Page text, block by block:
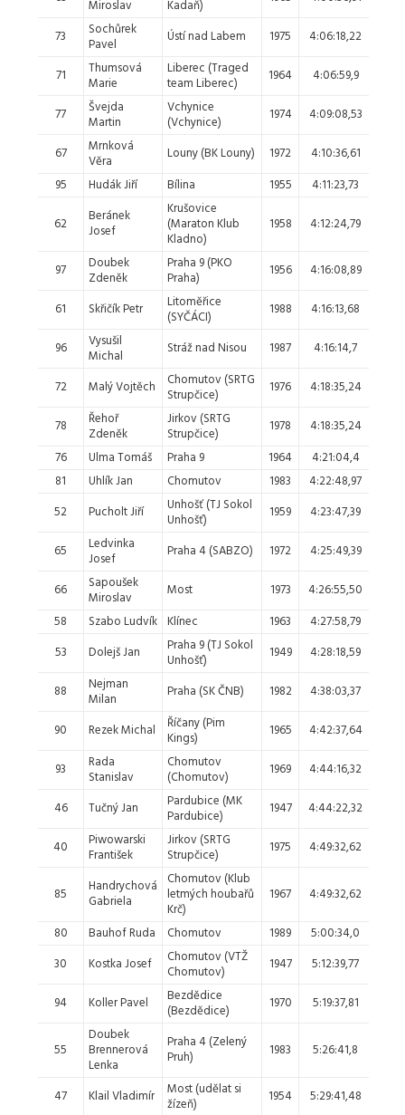
Miroslav Kadaň)
73
Sochůrek
Pavel
Ústí nad Labem 1975 4:06:18,22
71
Thumsová
Marie
Liberec (Traged
team Liberec)
1964 4:06:59,9
77
Švejda
Martin
Vchynice
(Vchynice)
1974 4:09:08,53
67
Mrnková
Věra
Louny (BK Louny) 1972 4:10:36,61
95
Hudák Jiří Bílina 1955 4:11:23,73
62
Beránek
Josef
Krušovice
(Maraton Klub
Kladno)
1958 4:12:24,79
97
Doubek
Zdeněk
Praha 9 (PKO
Praha)
1956 4:16:08,89
61 Skřičík Petr
Litoměřice
(SYČÁCI)
1988 4:16:13,68
96
Vysušil
Michal
Stráž nad Nisou 1987 4:16:14,7
72 Malý Vojtěch
Chomutov (SRTG
Strupčice)
1976 4:18:35,24
78
Řehoř
Zdeněk
Jirkov (SRTG
Strupčice)
1978 4:18:35,24
76
Ulma Tomáš Praha 9 1964 4:21:04,4
81
Uhlík Jan Chomutov 1983 4:22:48,97
52
Pucholt Jiří
Unhošť (TJ Sokol
Unhošť)
1959 4:23:47,39
65
Ledvinka
Josef
Praha 4 (SABZO) 1972 4:25:49,39
66
Sapoušek
Miroslav
Most 1973 4:26:55,50
58
Szabo Ludvík Klínec 1963 4:27:58,79
53
Dolejš Jan
Praha 9 (TJ Sokol
Unhošť)
1949 4:28:18,59
88
Nejman
Milan
Praha (SK ČNB) 1982 4:38:03,37
90 Rezek Michal
Říčany (Pim
Kings)
1965 4:42:37,64
93
Rada
Stanislav
Chomutov
(Chomutov)
1969 4:44:16,32
46 Tučný Jan
Pardubice (MK
Pardubice)
1947 4:44:22,32
40
Piwowarski
František
Jirkov (SRTG
Strupčice)
1975 4:49:32,62
85
Handrychová
Gabriela
Chomutov (Klub
letmých houbařů
Krč)
1967 4:49:32,62
80
Bauhof Ruda Chomutov 1989 5:00:34,0
30
Kostka Josef
Chomutov (VTŽ
Chomutov)
1947 5:12:39,77
94 Koller Pavel
Bezdědice
(Bezdědice)
1970 5:19:37,81
55
Doubek
Brennerová
Lenka
Praha 4 (Zelený
Pruh)
1983 5:26:41,8
47 Klail Vladimír
Most (udělat si
žízeň)
1954 5:29:41,48